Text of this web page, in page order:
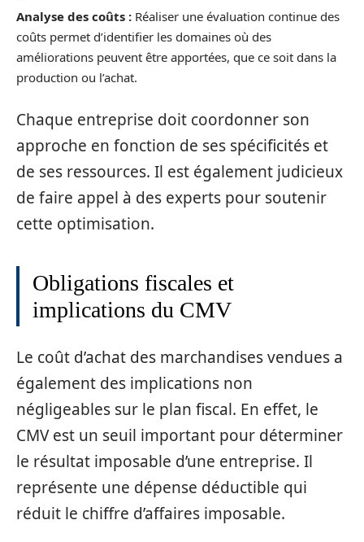
Analyse des coûts : Réaliser une évaluation continue des
coûts permet d’identifier les domaines où des
améliorations peuvent être apportées, que ce soit dans la
production ou l’achat.
Chaque entreprise doit coordonner son
approche en fonction de ses spécificités et
de ses ressources. Il est également judicieux
de faire appel à des experts pour soutenir
cette optimisation.
Obligations fiscales et
implications du CMV
Le coût d’achat des marchandises vendues a
également des implications non
négligeables sur le plan fiscal. En effet, le
CMV est un seuil important pour déterminer
le résultat imposable d’une entreprise. Il
représente une dépense déductible qui
réduit le chiffre d’affaires imposable.